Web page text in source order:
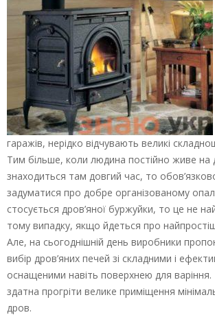
гаражів, нерідко відчувають великі
Тим більше, коли людина постійно живе на
знаходиться там довгий час, то
задуматися про добре організованому
стосується дров’яної буржуйки, то це не
тому випадку, якщо йдеться про
Але, на сьогоднішній день виробники
вибір дров’яних печей зі складними і
оснащеними навіть поверхнею для варіння.
здатна прогріти велике приміщення
дров.